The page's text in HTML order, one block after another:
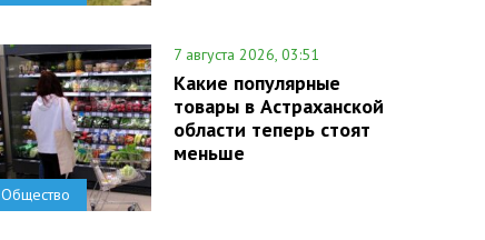
Общество
7 августа 2026, 03:51
Какие популярные
товары в Астраханской
области теперь стоят
меньше